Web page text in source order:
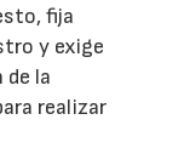
fija
y exige
de la
realizar